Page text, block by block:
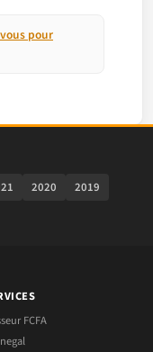
pour
2020
2019
FCFA